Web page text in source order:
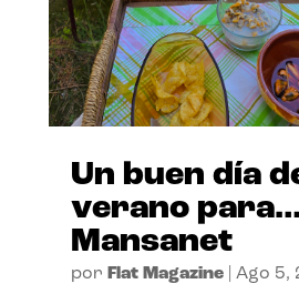
Un buen día
verano
Mansanet
por Flat Magazine| Ago 5,